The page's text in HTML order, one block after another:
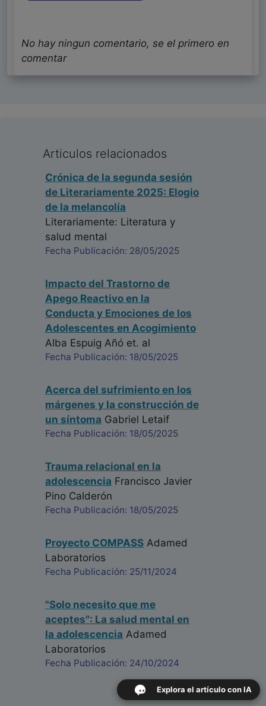
No hay ningun comentario, se el primero en
comentar
Articulos relacionados
Crónica de la segunda sesión
de Literariamente 2025: Elogio
de la melancolía
Literariamente: Literatura y
salud mental
Fecha Publicación: 28/05/2025
Impacto del Trastorno de
Apego Reactivo en la
Conducta y Emociones de los
Adolescentes en Acogimiento
Alba Espuig Añó et. al
Fecha Publicación: 18/05/2025
Acerca del sufrimiento en los
márgenes y la construcción de
un síntoma Gabriel Letaif
Fecha Publicación: 18/05/2025
Trauma relacional en la
adolescencia Francisco Javier
Pino Calderón
Fecha Publicación: 18/05/2025
Proyecto COMPASS Adamed
Laboratorios
Fecha Publicación: 25/11/2024
"Solo necesito que me
aceptes": La salud mental en
la adolescencia Adamed
Laboratorios
Fecha Publicación: 24/10/2024
Explora el artículo con IA